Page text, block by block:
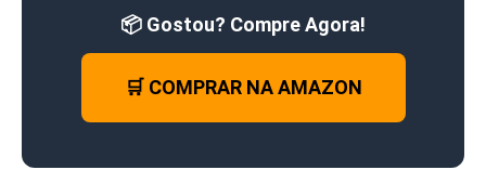
📦 Gostou? Compre Agora!
🛒 COMPRAR NA AMAZON